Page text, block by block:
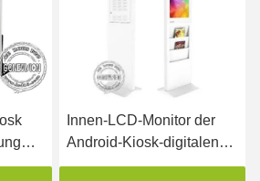
Innen-LCD-Monitor der
Android-Kiosk-digitalen
Beschilderung, der 22 Zoll